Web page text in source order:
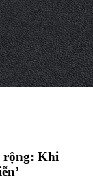
rộng: Khi